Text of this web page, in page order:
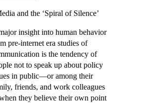
and the ‘Spiral of Silence’
insight into human behavior
pre-internet era studies of
is the tendency of
not to speak up about policy
in public—or among their
friends, and work colleagues
they believe their own point